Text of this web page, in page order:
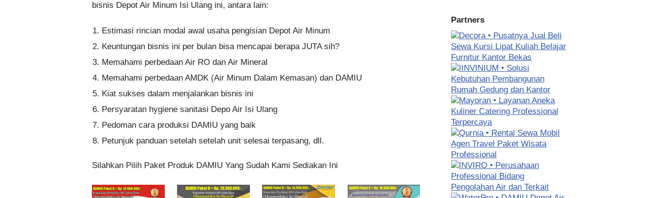
bisnis Depot Air Minum Isi Ulang ini, antara lain:
Estimasi rincian modal awal usaha pengisian Depot Air Minum
Keuntungan bisnis ini per bulan bisa mencapai berapa JUTA sih?
Memahami perbedaan Air RO dan Air Mineral
Memahami perbedaan AMDK (Air Minum Dalam Kemasan) dan DAMIU
Kiat sukses dalam menjalankan bisnis ini
Persyaratan hygiene sanitasi Depo Air Isi Ulang
Pedoman cara produksi DAMIU yang baik
Petunjuk panduan setelah setelah unit selesai terpasang, dll.
Silahkan Pilih Paket Produk DAMIU Yang Sudah Kami Sediakan Ini
Partners